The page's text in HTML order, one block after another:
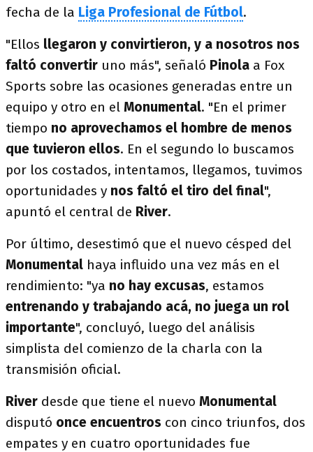
fecha de la Liga Profesional de Fútbol.
"Ellos llegaron y convirtieron, y a nosotros nos
faltó convertir uno más", señaló Pinola a Fox
Sports sobre las ocasiones generadas entre un
equipo y otro en el Monumental. "En el primer
tiempo no aprovechamos el hombre de menos
que tuvieron ellos. En el segundo lo buscamos
por los costados, intentamos, llegamos, tuvimos
oportunidades y nos faltó el tiro del final",
apuntó el central de River.
Por último, desestimó que el nuevo césped del
Monumental haya influido una vez más en el
rendimiento: "ya no hay excusas, estamos
entrenando y trabajando acá, no juega un rol
importante", concluyó, luego del análisis
simplista del comienzo de la charla con la
transmisión oficial.
River desde que tiene el nuevo Monumental
disputó once encuentros con cinco triunfos, dos
empates y en cuatro oportunidades fue